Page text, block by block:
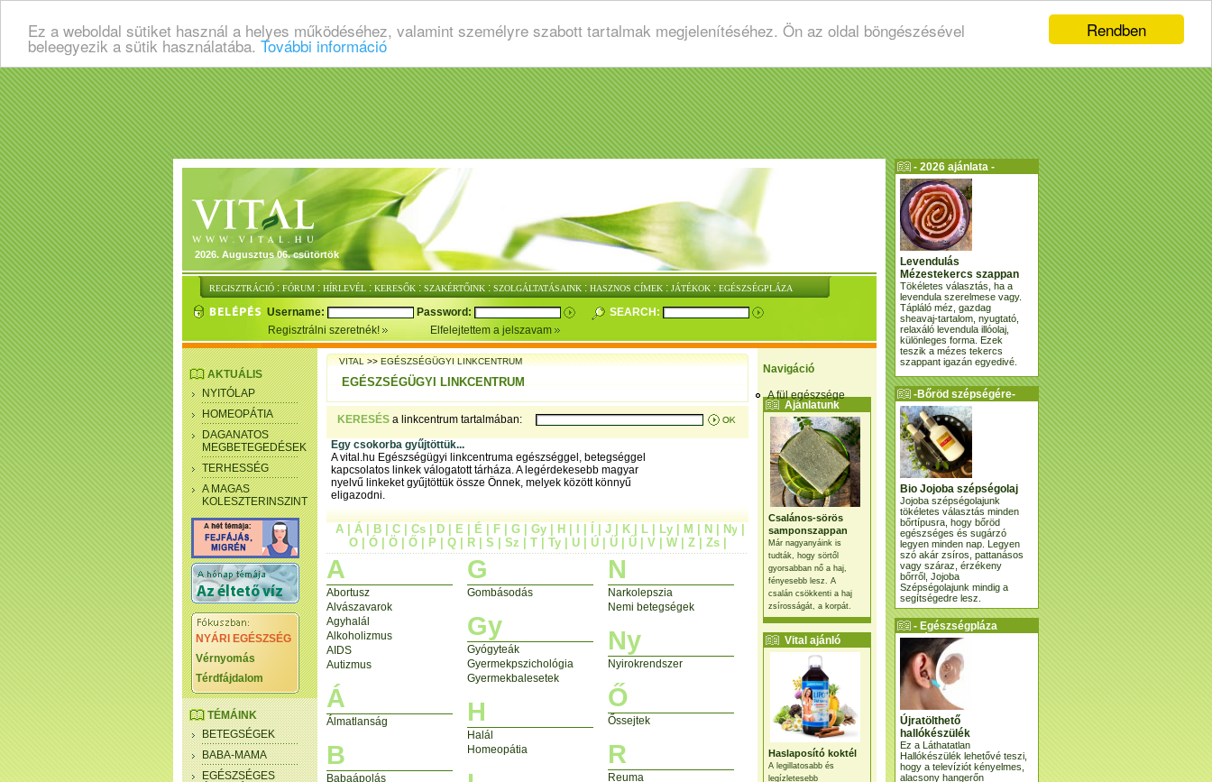
Rendben
Ez a weboldal sütiket használ a helyes működéséhez, valamint személyre szabott tartalmak megjelenítéséhez. Ön az oldal böngészésével
beleegyezik a sütik használatába. További információ
2026. Augusztus 06. csütörtök
REGISZTRÁCIÓ : FÓRUM : HÍRLEVÉL : KERESŐK : SZAKÉRTŐINK : SZOLGÁLTATÁSAINK : HASZNOS CÍMEK : JÁTÉKOK : EGÉSZSÉGPLÁZA
Username: Password:
SEARCH:
Regisztrálni szeretnék!
Elfelejtettem a jelszavam
Navigáció
A fül egészsége
Ajánlatunk
Csalános-sörös
samponszappan
Már nagyanyáink is
tudták, hogy sörtől
gyorsabban nő a haj,
fényesebb lesz. A
csalán csökkenti a haj
zsírosságát, a korpát.
Vital ajánló
Haslaposító koktél
A legillatosabb és
legízletesebb
AKTUÁLIS
NYITÓLAP
HOMEOPÁTIA
DAGANATOS
MEGBETEGEDÉSEK
TERHESSÉG
A MAGAS
KOLESZTERINSZINT
NYÁRI EGÉSZSÉG
Vérnyomás
Térdfájdalom
TÉMÁINK
BETEGSÉGEK
BABA-MAMA
EGÉSZSÉGES
VITAL>>EGÉSZSÉGÜGYI LINKCENTRUM
EGÉSZSÉGÜGYI LINKCENTRUM
KERESÉS a linkcentrum tartalmában:
Egy csokorba gyűjtöttük...
A vital.hu Egészségügyi linkcentruma egészséggel, betegséggel
kapcsolatos linkek válogatott tárháza. A legérdekesebb magyar
nyelvű linkeket gyűjtöttük össze Önnek, melyek között könnyű
eligazodni.
A| Á| B| C| Cs| D| E É F| G| Gy| H J| K| L| Ly| M N Ny
O| Ó| Ö| Ő| P Q| R| S Sz T| Ty| U| Ú| Ü| Ű| V| W| Z| Zs|
A
Abortusz
Alvászavarok
Agyhalál
Alkoholizmus
AIDS
Autizmus
Á
Álmatlanság
B
Babaápolás
G
Gombásodás
Gy
Gyógyteák
Gyermekpszichológia
Gyermekbalesetek
H
Halál
Homeopátia
N
Narkolepszia
Nemi betegségek
Ny
Nyirokrendszer
Ő
Őssejtek
R
Reuma
- 2026 ajánlata -
Levendulás
Mézestekercs szappan
Tökéletes választás, ha a
levendula szerelmese vagy.
Tápláló méz, gazdag
sheavaj-tartalom, nyugtató,
relaxáló levendula illóolaj,
különleges forma. Ezek
teszik a mézes tekercs
szappant igazán egyedivé.
-Bőröd szépségére-
Bio Jojoba szépségolaj
Jojoba szépségolajunk
tökéletes választás minden
bőrtípusra, hogy bőröd
egészséges és sugárzó
legyen minden nap. Legyen
szó akár zsíros, pattanásos
vagy száraz, érzékeny
bőrről, Jojoba
Szépségolajunk mindig a
segítségedre lesz.
- Egészségpláza
ajánlatunk -
Újratölthető
hallókészülék
Ez a Láthatatlan
Hallókészülék lehetővé teszi,
hogy a televíziót kényelmes,
alacsony hangerőn